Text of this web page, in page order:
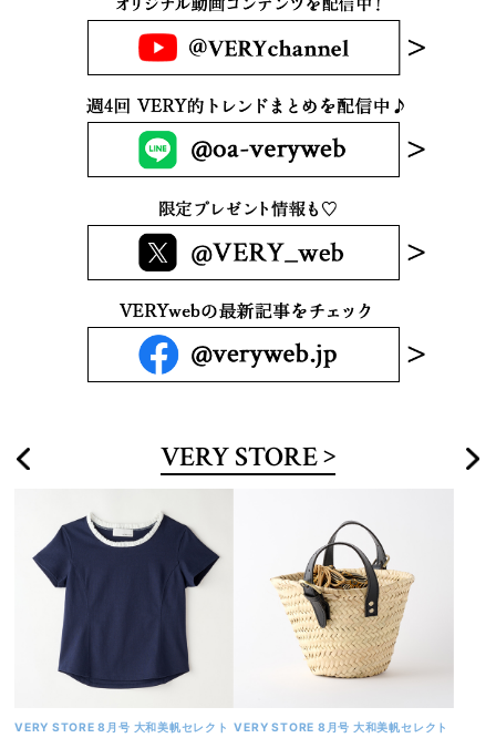
VERY STORE
VERY STORE 8月号 大和美帆セレクト VERY STORE 8月号 大和美帆セレクト